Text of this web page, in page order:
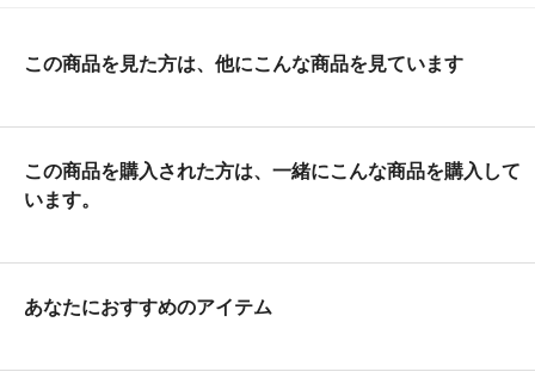
この商品を見た方は、他にこんな商品を見ています
この商品を購入された方は、一緒にこんな商品を購入して
います。
あなたにおすすめのアイテム